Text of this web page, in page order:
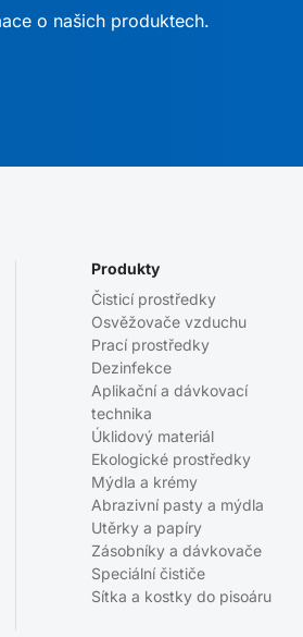
o našich produktech.
Produkty
Čisticí prostředky
Osvěžovače vzduchu
Prací prostředky
Dezinfekce
Aplikační a dávkovací
technika
Úklidový materiál
Ekologické prostředky
Mýdla a krémy
Abrazivní pasty a mýdla
Utěrky a papíry
Zásobníky a dávkovače
Speciální čističe
Sítka a kostky do pisoáru